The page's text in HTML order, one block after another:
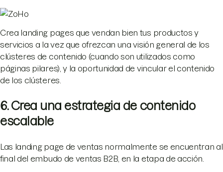
Crea landing pages que vendan bien tus productos y
servicios a la vez que ofrezcan una visión general de los
clústeres de contenido (cuando son utilizados como
páginas pilares), y la oportunidad de vincular el contenido
de los clústeres.
6. Crea una estrategia de contenido
escalable
Las landing page de ventas normalmente se encuentran al
final del embudo de ventas B2B, en la etapa de acción.